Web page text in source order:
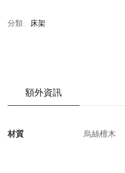
分類: 床架
額外資訊
材質 烏絲檀木